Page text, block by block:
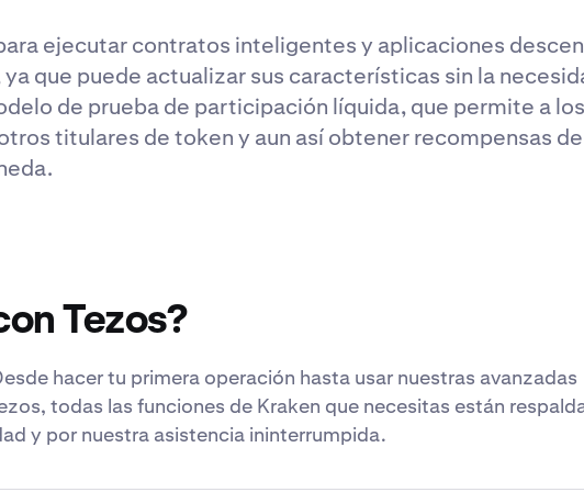
ejecutar contratos inteligentes y aplicaciones
que puede actualizar sus características sin la
de prueba de participación líquida, que permite a
titulares de token y aun así obtener recompensas
Tezos?
hacer tu primera operación hasta usar nuestras avanzadas
todas las funciones de Kraken que necesitas están
y por nuestra asistencia ininterrumpida.